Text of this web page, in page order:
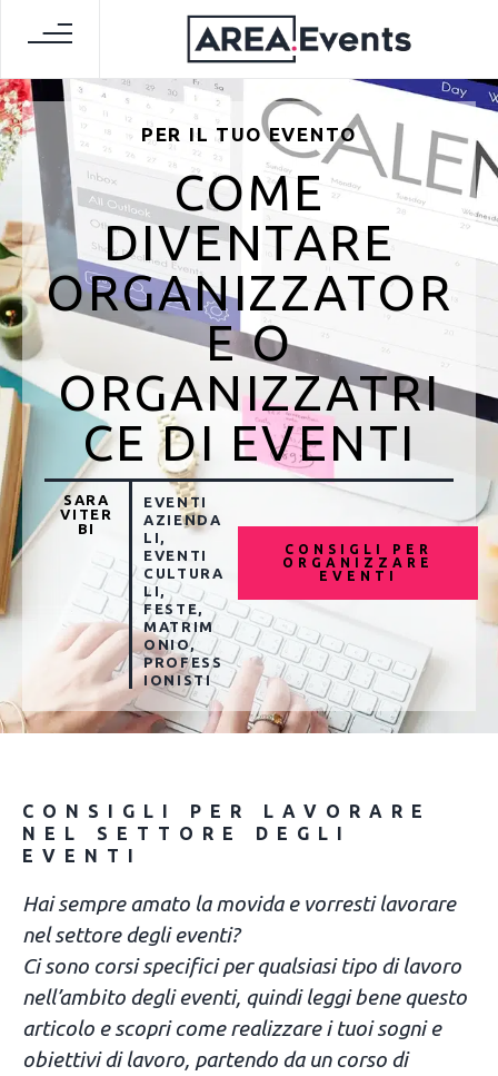
PER IL TUO EVENTO
COME
DIVENTARE
ORGANIZZATOR
E O
ORGANIZZATRI
CE DI EVENTI
SARA
VITER
BI
EVENTI
AZIENDA
LI ,
EVENTI
CULTURA
LI ,
FESTE,
MATRIM
ONIO,
PROFESS
IONISTI
CONSIGLI PER
ORGANIZZARE
EVENTI
CONSIGLI PER LAVORARE
NEL SETTORE DEGLI
EVENTI
Hai sempre amato la movida e vorresti lavorare
nel settore degli eventi?
Ci sono corsi specifici per qualsiasi tipo di lavoro
nell’ambito degli eventi, quindi leggi bene questo
articolo e scopri come realizzare i tuoi sogni e
obiettivi di lavoro, partendo da un corso di